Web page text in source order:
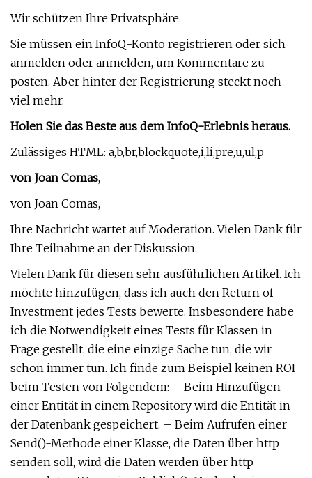
Wir schützen Ihre Privatsphäre.
Sie müssen ein InfoQ-Konto registrieren oder sich
anmelden oder anmelden, um Kommentare zu
posten. Aber hinter der Registrierung steckt noch
viel mehr.
Holen Sie das Beste aus dem InfoQ-Erlebnis heraus.
Zulässiges HTML: a,b,br,blockquote,i,li,pre,u,ul,p
von Joan Comas,
von Joan Comas,
Ihre Nachricht wartet auf Moderation. Vielen Dank für
Ihre Teilnahme an der Diskussion.
Vielen Dank für diesen sehr ausführlichen Artikel. Ich
möchte hinzufügen, dass ich auch den Return of
Investment jedes Tests bewerte. Insbesondere habe
ich die Notwendigkeit eines Tests für Klassen in
Frage gestellt, die eine einzige Sache tun, die wir
schon immer tun. Ich finde zum Beispiel keinen ROI
beim Testen von Folgendem: – Beim Hinzufügen
einer Entität in einem Repository wird die Entität in
der Datenbank gespeichert. – Beim Aufrufen einer
Send()-Methode einer Klasse, die Daten über http
senden soll, wird die Daten werden über http